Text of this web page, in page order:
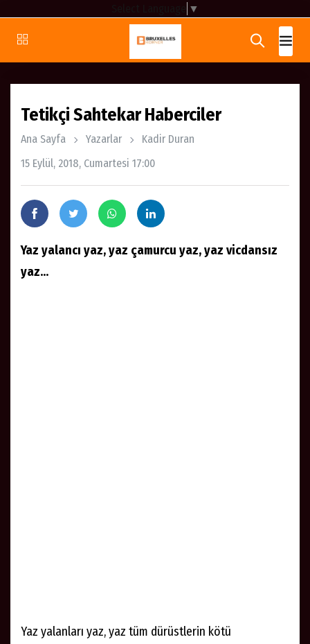
▼
Tetikçi Sahtekar Haberciler
Ana Sayfa Yazarlar
Kadir Duran
15 Eylül, 2018, Cumartesi 17:00
Yaz yalancı yaz, yaz çamurcu yaz, yaz vicdansız
yaz...
Yaz yalanları yaz, yaz tüm dürüstlerin kötü